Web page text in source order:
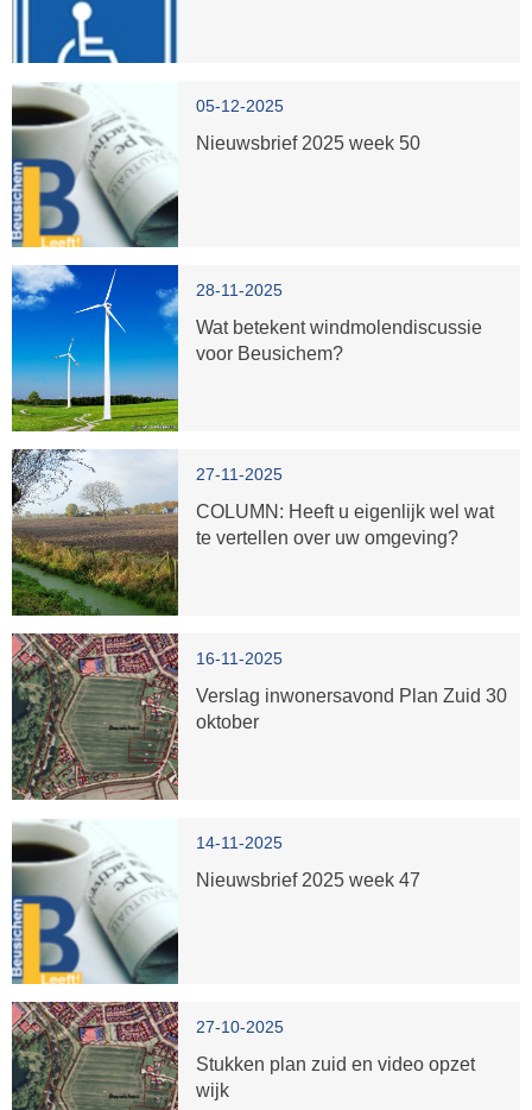
05-12-2025
Nieuwsbrief 2025 week 50
28-11-2025
Wat betekent windmolendiscussie
voor Beusichem?
27-11-2025
COLUMN: Heeft u eigenlijk wel wat
te vertellen over uw omgeving?
16-11-2025
Verslag inwonersavond Plan Zuid 30
oktober
14-11-2025
Nieuwsbrief 2025 week 47
27-10-2025
Stukken plan zuid en video opzet
wijk